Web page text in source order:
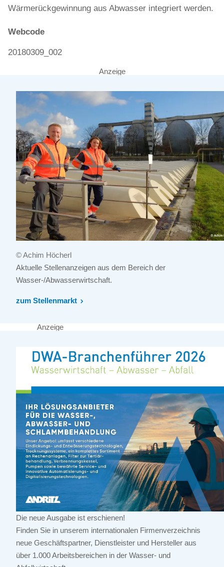
Wärmerückgewinnung aus Abwasser integriert werden.
Webcode
20180309_002
Anzeige
© Achim Höcherl
Aktuelle Stellenanzeigen aus dem Bereich der
Wasser-/Abwasserwirtschaft.
zum Stellenmarkt
Anzeige
Die neue Ausgabe ist erschienen!
Finden Sie in unserem internationalen Firmenverzeichnis
neue Geschäftspartner, Dienstleister und Hersteller aus
über 1.000 Arbeitsbereichen in der Wasser- und